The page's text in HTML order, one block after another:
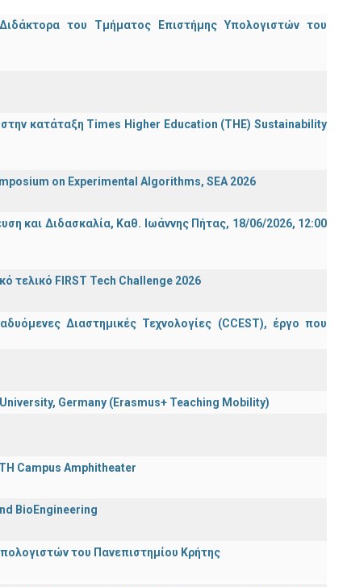
του Τμήματος Επιστήμης Υπολογιστών του
κατάταξη Times Higher Education (ΤΗΕ) Sustainability
on Experimental Algorithms, SEA 2026
και Διδασκαλία, Καθ. Ιωάννης Πήτας, 18/06/2026, 12:00
τελικό FIRST Tech Challenge 2026
Διαστημικές Τεχνολογίες (CCEST), έργο που
Germany (Erasmus+ Teaching Mobility)
Campus Amphitheater
BioEngineering
του Πανεπιστημίου Κρήτης